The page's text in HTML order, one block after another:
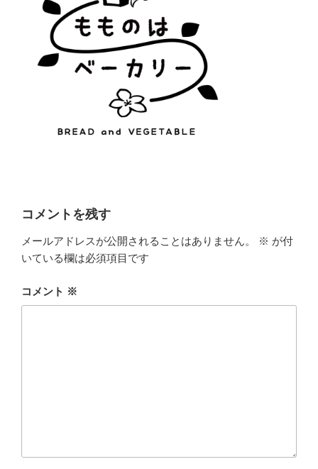
コメントを残す
メールアドレスが公開されることはありません。 ※ が付
いている欄は必須項目です
コメント ※